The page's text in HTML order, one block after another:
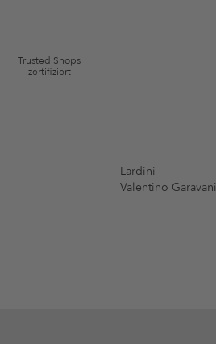
Trusted Shops
zertifiziert
Lardini
Valentino Garavani